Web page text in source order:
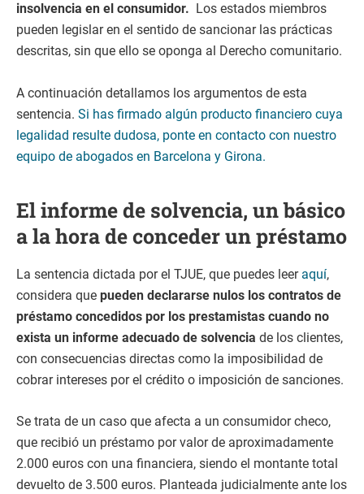
insolvencia en el consumidor. Los estados miembros
pueden legislar en el sentido de sancionar las prácticas
descritas, sin que ello se oponga al Derecho comunitario.
A continuación detallamos los argumentos de esta
sentencia. Si has firmado algún producto financiero cuya
legalidad resulte dudosa, ponte en contacto con nuestro
equipo de abogados en Barcelona y Girona.
El informe de solvencia, un básico
a la hora de conceder un préstamo
La sentencia dictada por el TJUE, que puedes leer aquí,
considera que pueden declararse nulos los contratos de
préstamo concedidos por los prestamistas cuando no
exista un informe adecuado de solvencia de los clientes,
con consecuencias directas como la imposibilidad de
cobrar intereses por el crédito o imposición de sanciones.
Se trata de un caso que afecta a un consumidor checo,
que recibió un préstamo por valor de aproximadamente
2.000 euros con una financiera, siendo el montante total
devuelto de 3.500 euros. Planteada judicialmente ante los